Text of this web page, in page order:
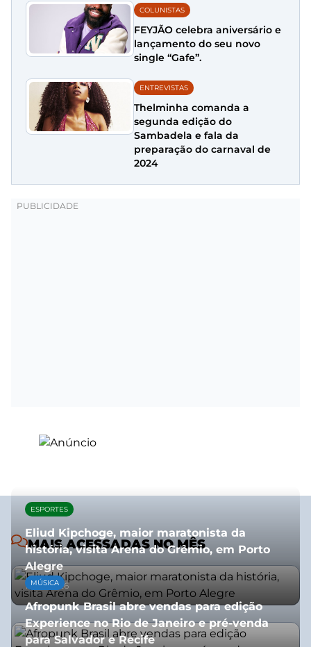
COLUNISTAS
FEYJÃO celebra aniversário e
lançamento do seu novo
single “Gafe”.
ENTREVISTAS
Thelminha comanda a
segunda edição do
Sambadela e fala da
preparação do carnaval de
2024
MAIS ACESSADAS NO MÊS
ESPORTES
Eliud Kipchoge, maior maratonista da
história, visita Arena do Grêmio, em Porto
Alegre
10/07/2026
MÚSICA
Afropunk Brasil abre vendas para edição
Experience no Rio de Janeiro e pré-venda
para Salvador e Recife